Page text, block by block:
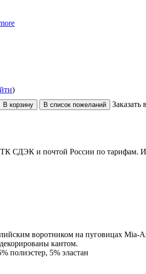
)
Заказать
СДЭК и почтой России по тарифам.
воротником на пуговицах Mia-
кантом.
полиэстер, 5% эластан